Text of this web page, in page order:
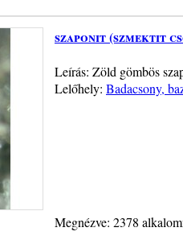
szaponit (szmektit
Leírás: Zöld gömbös
Lelőhely: Badacsony,
Megnézve: 2378